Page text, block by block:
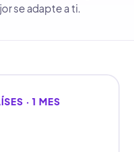
se adapte a ti.
· 1 MES